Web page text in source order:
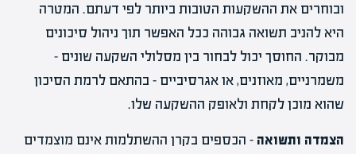
ובוחרים את ההשקעות הטובות ביותר לפי דעתם. המטרה
היא להניב תשואה גבוהה ככל האפשר תוך ניהול סיכונים
מבוקר. החוסך יכול לבחור בין מסלולי השקעה שונים –
משמרניים, מאוזנים, או אגרסיביים – בהתאם לרמת הסיכון
שהוא מוכן לקחת ולאופק ההשקעה שלו.
הצמדה ותשואה – הכספים בקרן ההשתלמות אינם מוצמדים